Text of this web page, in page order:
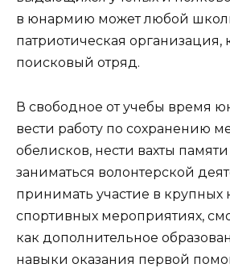
в юнармию может любой
патриотическая организация,
поисковый отряд.
В свободное от учебы время
вести работу по сохранению
обелисков, нести вахты
заниматься волонтерской
принимать участие в крупных
спортивных мероприятиях,
как дополнительное
навыки оказания первой